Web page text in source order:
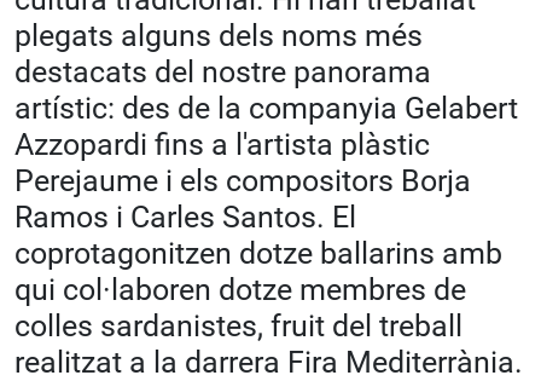
plegats alguns dels noms més
destacats del nostre panorama
artístic: des de la companyia Gelabert
Azzopardi fins a l'artista plàstic
Perejaume i els compositors Borja
Ramos i Carles Santos. El
coprotagonitzen dotze ballarins amb
qui col·laboren dotze membres de
colles sardanistes, fruit del treball
realitzat a la darrera Fira Mediterrània.